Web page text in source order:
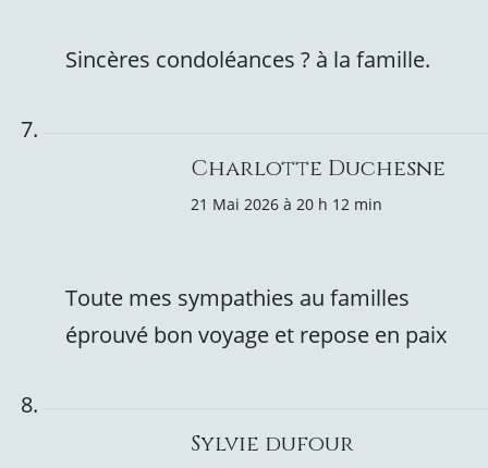
Sincères condoléances ? à la famille.
Charlotte Duchesne
21 Mai 2026 à 20 h 12 min
Toute mes sympathies au familles
éprouvé bon voyage et repose en paix
Sylvie dufour